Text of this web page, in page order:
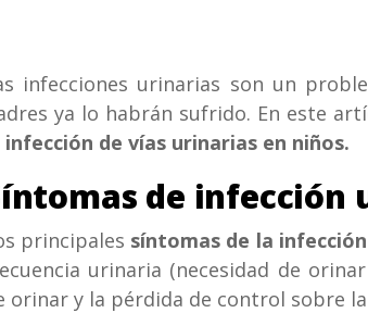
infecciones urinarias son un
ya lo habrán sufrido. En este
infección de vías urinarias en niños.
de infección
principales síntomas de la
urinaria (necesidad de
orinar y la pérdida de control sobre